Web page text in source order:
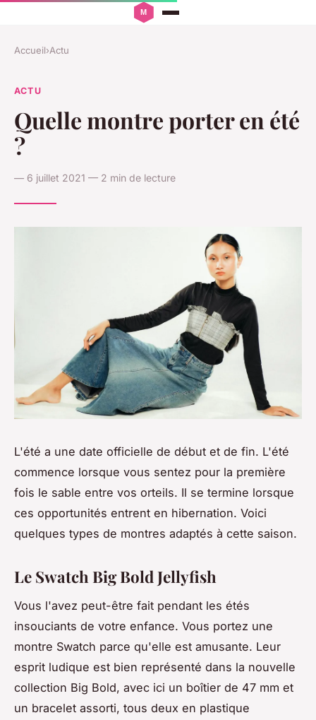
Accueil›Actu
ACTU
Quelle montre porter en été
?
— 6 juillet 2021 — 2 min de lecture
L'été a une date officielle de début et de fin. L'été
commence lorsque vous sentez pour la première
fois le sable entre vos orteils. Il se termine lorsque
ces opportunités entrent en hibernation. Voici
quelques types de montres adaptés à cette saison.
Le Swatch Big Bold Jellyfish
Vous l'avez peut-être fait pendant les étés
insouciants de votre enfance. Vous portez une
montre Swatch parce qu'elle est amusante. Leur
esprit ludique est bien représenté dans la nouvelle
collection Big Bold, avec ici un boîtier de 47 mm et
un bracelet assorti, tous deux en plastique